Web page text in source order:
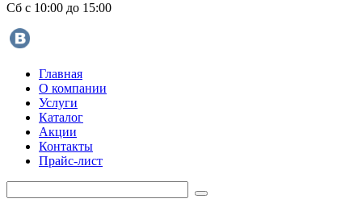
Сб с 10:00 до 15:00
Главная
О компании
Услуги
Каталог
Акции
Контакты
Прайс-лист